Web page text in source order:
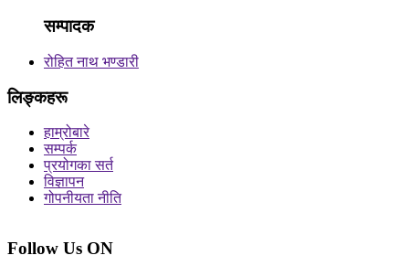
सम्पादक
रोहित नाथ भण्डारी
लिङ्कहरू
हाम्रोबारे
सम्पर्क
प्रयोगका सर्त
विज्ञापन
गोपनीयता नीति
Follow Us ON